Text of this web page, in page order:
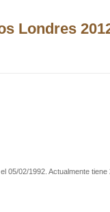
Londres
05/02/1992. Actualmente